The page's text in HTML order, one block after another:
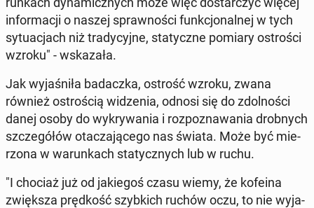
in­for­ma­cji o naszej spraw­no­ści funk­cjo­nal­nej w tych
sy­tu­acjach niż tra­dy­cyj­ne, sta­tycz­ne pomiary ostro­ści
wzroku" - wska­za­ła.
Jak wy­ja­śni­ła ba­dacz­ka, ostrość wzroku, zwana
również ostro­ścią wi­dze­nia, odnosi się do zdol­no­ści
danej osoby do wy­kry­wa­nia i roz­po­zna­wa­nia drob­nych
szcze­gó­łów ota­cza­ją­ce­go nas świata. Może być mie­
rzo­na w wa­run­kach sta­tycz­nych lub w ruchu.
"I chociaż już od ja­kie­goś czasu wiemy, że kofeina
zwięk­sza pręd­kość szyb­kich ruchów oczu, to nie wy­ja­